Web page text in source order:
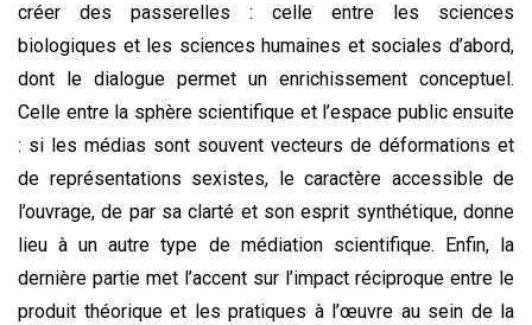
créer des passerelles : celle entre les sciences
biologiques et les sciences humaines et sociales d’abord,
dont le dialogue permet un enrichissement conceptuel.
Celle entre la sphère scientifique et l’espace public ensuite
: si les médias sont souvent vecteurs de déformations et
de représentations sexistes, le caractère accessible de
l’ouvrage, de par sa clarté et son esprit synthétique, donne
lieu à un autre type de médiation scientifique. Enfin, la
dernière partie met l’accent sur l’impact réciproque entre le
produit théorique et les pratiques à l’œuvre au sein de la